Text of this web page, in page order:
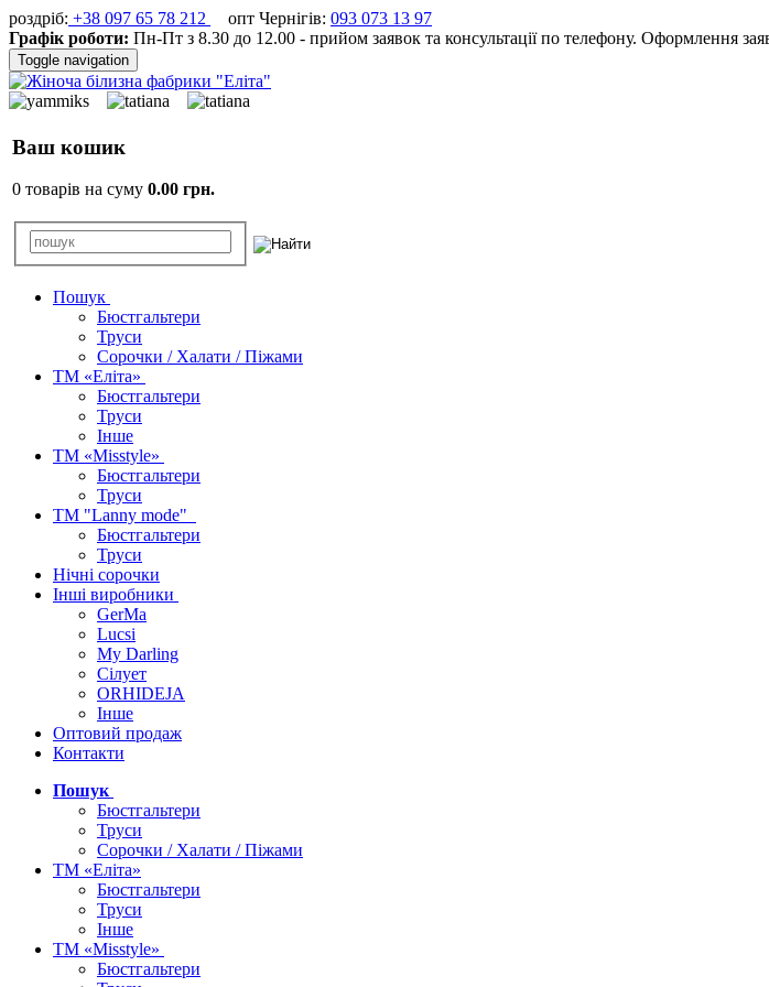
роздріб: +38 097 65 78 212 опт Чернігів: 093 073 13 97
Графік роботи: Пн-Пт з 8.30 до 12.00 - прийом заявок та консультації по телефону. Оформлення
Toggle navigation
Ваш кошик
0 товарів на суму 0.00 грн.
Пошук
Бюстгальтери
Труси
Сорочки / Халати / Піжами
ТМ «Еліта»
Бюстгальтери
Труси
Інше
ТМ «Misstyle»
Бюстгальтери
Труси
ТМ "Lanny mode"
Бюстгальтери
Труси
Нічні сорочки
Інші виробники
GerMa
Lucsi
My Darling
Сілует
ORHIDEJA
Інше
Оптовий продаж
Контакти
Пошук
Бюстгальтери
Труси
Сорочки / Халати / Піжами
ТМ «Еліта»
Бюстгальтери
Труси
Інше
ТМ «Misstyle»
Бюстгальтери